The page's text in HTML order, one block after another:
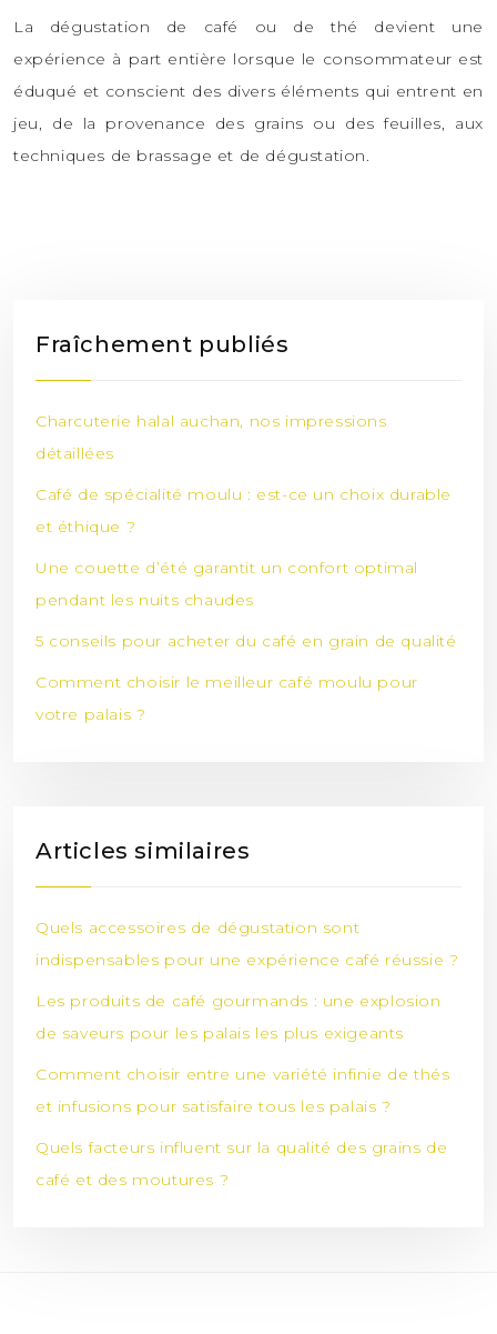
La dégustation de café ou de thé devient une
expérience à part entière lorsque le consommateur est
éduqué et conscient des divers éléments qui entrent en
jeu, de la provenance des grains ou des feuilles, aux
techniques de brassage et de dégustation.
Fraîchement publiés
Charcuterie halal auchan, nos impressions
détaillées
Café de spécialité moulu : est-ce un choix durable
et éthique ?
Une couette d’été garantit un confort optimal
pendant les nuits chaudes
5 conseils pour acheter du café en grain de qualité
Comment choisir le meilleur café moulu pour
votre palais ?
Articles similaires
Quels accessoires de dégustation sont
indispensables pour une expérience café réussie ?
Les produits de café gourmands : une explosion
de saveurs pour les palais les plus exigeants
Comment choisir entre une variété infinie de thés
et infusions pour satisfaire tous les palais ?
Quels facteurs influent sur la qualité des grains de
café et des moutures ?